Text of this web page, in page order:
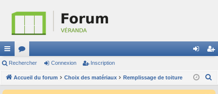
ac
co
or
u ne cri
Rechercher Connexion Inscription
Accueil du forum Choix des matériaux Remplissage de toiture